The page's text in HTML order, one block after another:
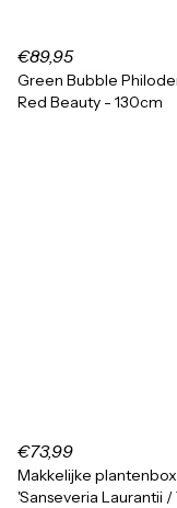
€89,95
Green Bubble
Red Beauty - 130cm
€73,99
Makkelijke plantenbox
'Sanseveria Laurantii